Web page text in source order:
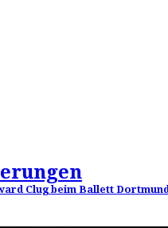
Clug beim Ballett Dortmund